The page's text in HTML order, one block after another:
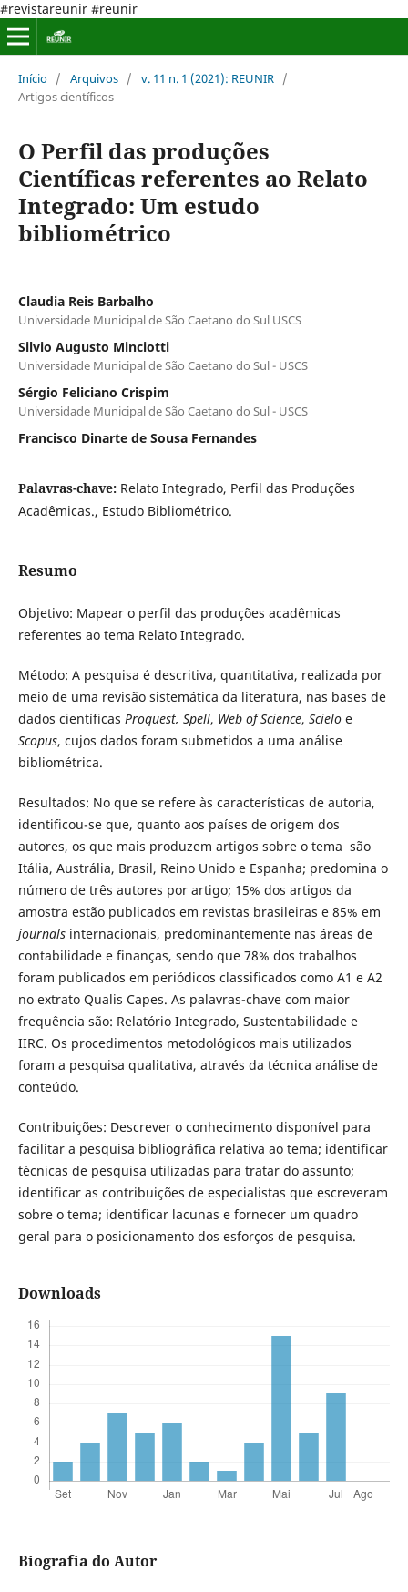
#revistareunir #reunir
Início / Arquivos / v. 11 n. 1 (2021): REUNIR /
Artigos científicos
O Perfil das produções
Científicas referentes ao Relato
Integrado: Um estudo
bibliométrico
Claudia Reis Barbalho
Universidade Municipal de São Caetano do Sul USCS
Silvio Augusto Minciotti
Universidade Municipal de São Caetano do Sul - USCS
Sérgio Feliciano Crispim
Universidade Municipal de São Caetano do Sul - USCS
Francisco Dinarte de Sousa Fernandes
Palavras-chave: Relato Integrado, Perfil das Produções
Acadêmicas., Estudo Bibliométrico.
Resumo
Objetivo: Mapear o perfil das produções acadêmicas
referentes ao tema Relato Integrado.
Método: A pesquisa é descritiva, quantitativa, realizada por
meio de uma revisão sistemática da literatura, nas bases de
dados científicas Proquest, Spell, Web of Science, Scielo e
Scopus, cujos dados foram submetidos a uma análise
bibliométrica.
Resultados: No que se refere às características de autoria,
identificou-se que, quanto aos países de origem dos
autores, os que mais produzem artigos sobre o tema são
Itália, Austrália, Brasil, Reino Unido e Espanha; predomina o
número de três autores por artigo; 15% dos artigos da
amostra estão publicados em revistas brasileiras e 85% em
journalsinternacionais, predominantemente nas áreas de
contabilidade e finanças, sendo que 78% dos trabalhos
foram publicados em periódicos classificados como A1 e A2
no extrato Qualis Capes. As palavras-chave com maior
frequência são: Relatório Integrado, Sustentabilidade e
IIRC. Os procedimentos metodológicos mais utilizados
foram a pesquisa qualitativa, através da técnica análise de
conteúdo.
Contribuições: Descrever o conhecimento disponível para
facilitar a pesquisa bibliográfica relativa ao tema; identificar
técnicas de pesquisa utilizadas para tratar do assunto;
identificar as contribuições de especialistas que escreveram
sobre o tema; identificar lacunas e fornecer um quadro
geral para o posicionamento dos esforços de pesquisa.
Downloads
Biografia do Autor